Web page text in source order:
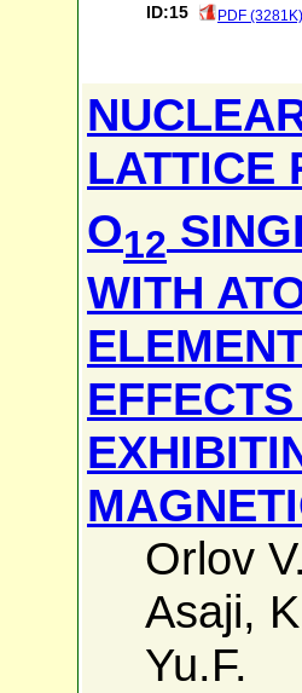
ID:15 PDF (3281K)
LATTICE
O12
WITH
Orlov
Asaji,
Yu.F.